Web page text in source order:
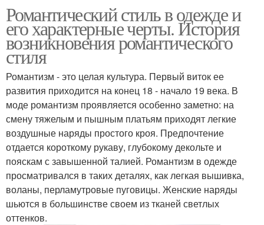
Романтический стиль в одежде и
его характерные черты. История
возникновения романтического
стиля
Романтизм - это целая культура. Первый виток ее
развития приходится на конец 18 - начало 19 века. В
моде романтизм проявляется особенно заметно: на
смену тяжелым и пышным платьям приходят легкие
воздушные наряды простого кроя. Предпочтение
отдается короткому рукаву, глубокому декольте и
пояскам с завышенной талией. Романтизм в одежде
просматривался в таких деталях, как легкая вышивка,
воланы, перламутровые пуговицы. Женские наряды
шьются в большинстве своем из тканей светлых
оттенков.